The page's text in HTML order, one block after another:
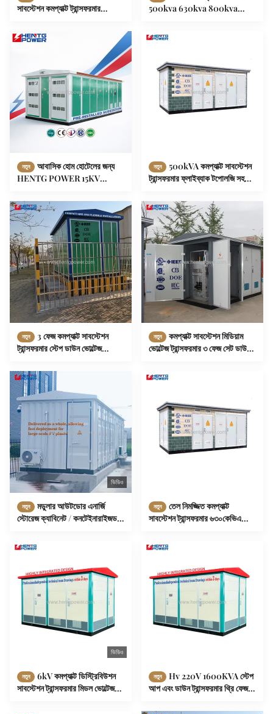
সাবস্টেশন কমপ্যাক্ট ট্রান্সফরমার
মাউন্ট করা
500kva 630kva 800kva
নতুন
আবাসিক হোম হোটেলের জন্য
HENTG POWER 15KV
কমপ্যাক্ট সাবস্টেশন ট্রান্সফরমার
নতুন
500kVA কমপ্যাক্ট সাবস্টেশন
ট্রান্সফরমার ফ্লাইব্যাক টপোলজি সহ
নতুন
3 ফেজ কমপ্যাক্ট সাবস্টেশন
ট্রান্সফরমার স্টেপ ডাউন ভোল্টেজ
নতুন
কমপ্যাক্ট সাবস্টেশন মিডিয়াম
ভোল্টেজ ট্রান্সফরমার ৩ ফেজ সেট ডাউন
ভিডিও
নতুন
মডুলার আউটডোর এনার্জি
স্টোরেজ ক্যাবিনেট / কনটেইনারাইজড
নতুন
তেল নিমজ্জিত কমপ্যাক্ট
সাবস্টেশন ট্রান্সফরমার ৬৩০কেভিএ
ভিডিও
নতুন
6kV কমপ্যাক্ট ডিস্ট্রিবিউশন
সাবস্টেশন ট্রান্সফরমার মিডল ভোল্টেজ
নতুন
Hv 220V 1600KVA স্টেপ
আপ এবং ডাউন ট্রান্সফরমার থ্রি ফেজ